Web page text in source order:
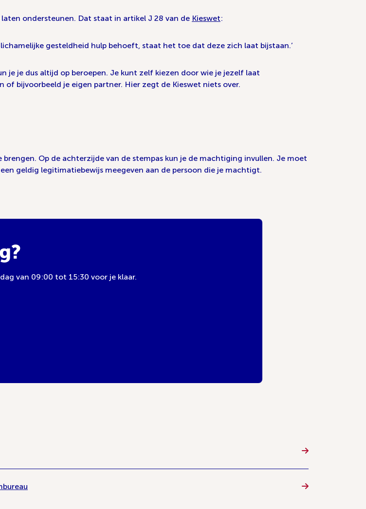
ondersteunen. Dat staat in artikel J 28 van de Kieswet:
gesteldheid hulp behoeft, staat het toe dat deze zich laat bijstaan.’
je je dus altijd op beroepen. Je kunt zelf kiezen door wie je jezelf laat
bijvoorbeeld je eigen partner. Hier zegt de Kieswet niets over.
Op de achterzijde van de stempas kun je de machtiging invullen. Je moet
geldig legitimatiebewijs meegeven aan de persoon die je machtigt.
van 09:00 tot 15:30 voor je klaar.